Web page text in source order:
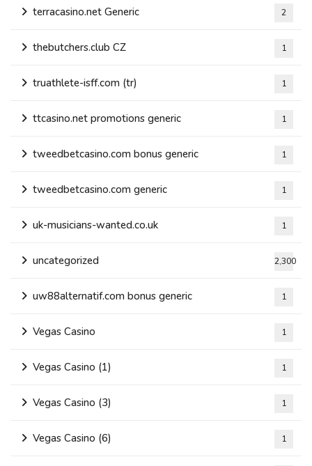
terracasino.net Generic 2
thebutchers.club CZ 1
truathlete-isff.com (tr) 1
ttcasino.net promotions generic 1
tweedbetcasino.com bonus generic 1
tweedbetcasino.com generic 1
uk-musicians-wanted.co.uk 1
uncategorized 2,300
uw88alternatif.com bonus generic 1
Vegas Casino 1
Vegas Casino (1) 1
Vegas Casino (3) 1
Vegas Casino (6) 1